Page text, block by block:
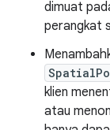
dimuat
perangkat
klien
atau